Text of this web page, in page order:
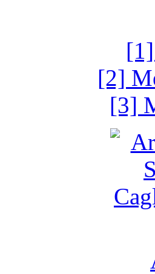
[2]
[3]